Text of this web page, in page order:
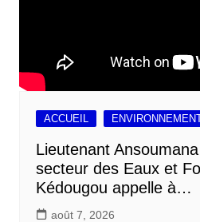
ACCUEIL
Lieutenant
secteur des Eaux et
Kédougou appelle à…
août 7, 2026